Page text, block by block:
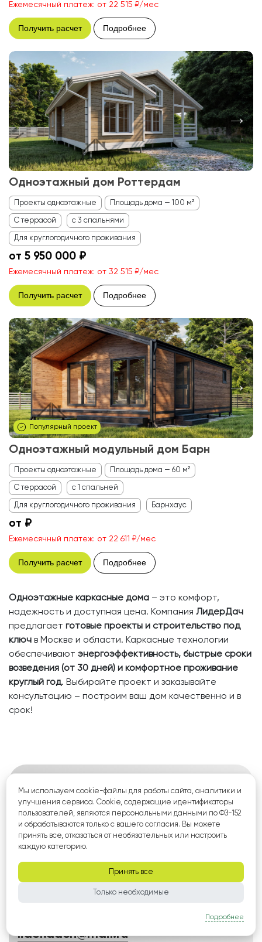
Ежемесячный платеж: от 22 515 ₽/мес
Получить расчет Подробнее
Одноэтажный дом Роттердам
Проекты одноэтажные Площадь дома — 100 м²
С террасой с 3 спальнями
Для круглогодичного проживания
от 5 950 000 ₽
Ежемесячный платеж: от 32 515 ₽/мес
Получить расчет Подробнее
Популярный проект
Одноэтажный модульный дом Барн
Проекты одноэтажные Площадь дома — 60 м²
С террасой с 1 спальней
Для круглогодичного проживания Барнхаус
от ₽
Ежемесячный платеж: от 22 611 ₽/мес
Получить расчет Подробнее
Одноэтажные каркасные дома – это комфорт,
надежность и доступная цена. Компания ЛидерДач
предлагает готовые проекты и строительство под
ключ в Москве и области. Каркасные технологии
обеспечивают энергоэффективность, быстрые сроки
возведения (от 30 дней) и комфортное проживание
круглый год. Выбирайте проект и заказывайте
консультацию – построим ваш дом качественно и в
срок!
lider.dach@mail.ru
Мы используем cookie-файлы для работы сайта, аналитики и
улучшения сервиса. Cookie, содержащие идентификаторы
пользователей, являются персональными данными по ФЗ-152
и обрабатываются только с вашего согласия. Вы можете
принять все, отказаться от необязательных или настроить
каждую категорию.
Принять все
Только необходимые
Подробнее